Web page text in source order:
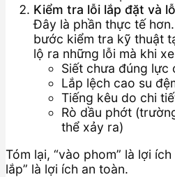
Kiểm tra lỗi lắp đặt và
Đây là phần thực tế
bước kiểm tra kỹ thuật
lộ ra những lỗi mà khi
Siết chưa đúng lực
Lắp lệch cao su
Tiếng kêu do chi
Rò dầu phớt
thể xảy ra)
Tóm lại, “vào phom” là lợi
lắp” là lợi ích an toàn.